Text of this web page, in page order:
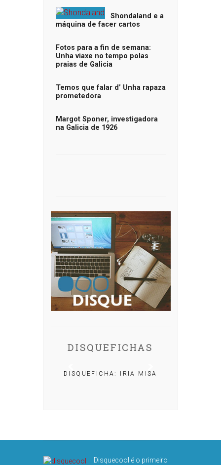
Shondaland e a
máquina de facer cartos
Fotos para a fin de semana:
Unha viaxe no tempo polas
praias de Galicia
Temos que falar d’ Unha rapaza
prometedora
Margot Sponer, investigadora
na Galicia de 1926
DISQUEFICHAS
DISQUEFICHA: IRIA MISA
Disquecool é o primeiro